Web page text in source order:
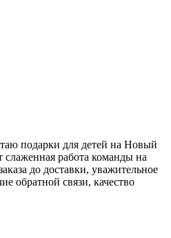
подарки для детей на Новый
слаженная работа команды на
до доставки, уважительное
обратной связи, качество